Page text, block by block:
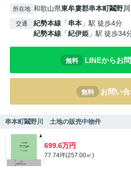
所在地 和歌山県東牟婁郡串本町鬮野川
交通 紀勢本線 「串本 」駅 徒歩4分
紀勢本線 「紀伊姫 」駅 徒歩34
無料 LINEからお
無料 お問い
串本町鬮野川 土地の販売中物件
699.6万円
77.74坪(257.00㎡)